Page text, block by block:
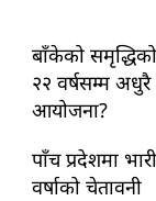
बाँकेको
२२ वर्षसम्म अधुरै
आयोजना?
पाँच प्रदेशमा
वर्षाको चेतावनी